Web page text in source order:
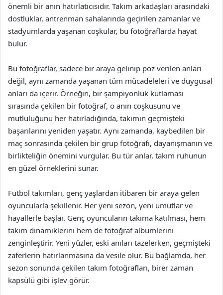
önemli bir anın hatırlatıcısıdır. Takım arkadaşları arasındaki
dostluklar, antrenman sahalarında geçirilen zamanlar ve
stadyumlarda yaşanan coşkular, bu fotoğraflarda hayat
bulur.
Bu fotoğraflar, sadece bir araya gelinip poz verilen anları
değil, aynı zamanda yaşanan tüm mücadeleleri ve duygusal
anları da içerir. Örneğin, bir şampiyonluk kutlaması
sırasında çekilen bir fotoğraf, o anın coşkusunu ve
mutluluğunu her hatırladığında, takımın geçmişteki
başarılarını yeniden yaşatır. Aynı zamanda, kaybedilen bir
maç sonrasında çekilen bir grup fotoğrafı, dayanışmanın ve
birlikteliğin önemini vurgular. Bu tür anlar, takım ruhunun
en güzel örneklerini sunar.
Futbol takımları, genç yaşlardan itibaren bir araya gelen
oyuncularla şekillenir. Her yeni sezon, yeni umutlar ve
hayallerle başlar. Genç oyuncuların takıma katılması, hem
takım dinamiklerini hem de fotoğraf albümlerini
zenginleştirir. Yeni yüzler, eski anıları tazelerken, geçmişteki
zaferlerin hatırlanmasına da vesile olur. Bu bağlamda, her
sezon sonunda çekilen takım fotoğrafları, birer zaman
kapsülü gibi işlev görür.